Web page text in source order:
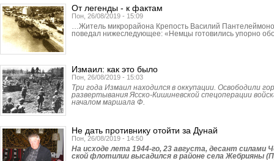
От легенды - к фактам
Пон, 26/08/2019 - 15:09
…Житель микрорайона Крепость Василий
поведал нижеследующее: «Немцы готовились упорно
Измаил: как это было
Пон, 26/08/2019 - 15:03
Три года Измаил находился в оккупации. Освободили
развертывания Ясско-Кишиневской спецоперации
началом маршала Ф.
Не дать противнику отойти за Дунай
Пон, 26/08/2019 - 14:50
На исходе лета 1944-го, 23 августа, десант силами
ской флотилии высадился в районе села Жебрияны